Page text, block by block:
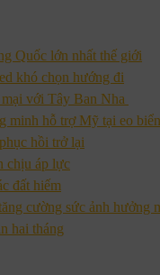
Quốc lớn nhất thế giới
khó chọn hướng đi
với Tây Ban Nha
minh hỗ trợ Mỹ tại eo
hồi trở lại
chịu áp lực
đất hiếm
cường sức ảnh hưởng
hai tháng